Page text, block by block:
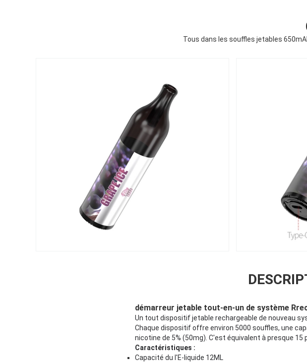
Tous dans les souffles jetables
démarreur jetable tout-en-un de système
Un tout dispositif jetable rechargeable de nouveau
Chaque dispositif offre environ 5000 souffles, une
nicotine de 5% (50mg). C'est équivalent à presque
Caractéristiques :
Capacité du l'E-liquide 12ML